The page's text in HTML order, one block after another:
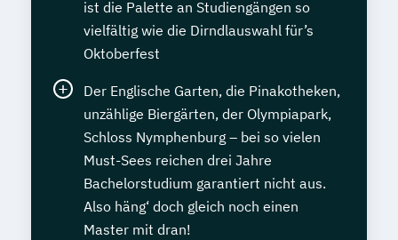
ist die Palette an Studiengängen so
vielfältig wie die Dirndlauswahl für’s
Oktoberfest
Der Englische Garten, die Pinakotheken,
unzählige Biergärten, der Olympiapark,
Schloss Nymphenburg – bei so vielen
Must-Sees reichen drei Jahre
Bachelorstudium garantiert nicht aus.
Also häng‘ doch gleich noch einen
Master mit dran!